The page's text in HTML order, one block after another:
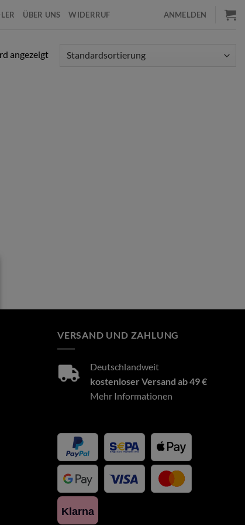
ÜBER UNS WIDERRUF ANMELDEN
angezeigt
VERSAND UND ZAHLUNG
Deutschlandweit
kostenloser Versand ab 49 €
Mehr Informationen
Klarna